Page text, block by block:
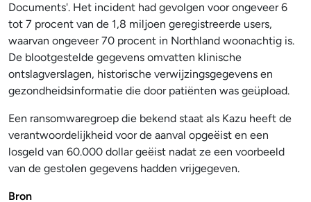
Documents'. Het incident had gevolgen voor ongeveer 6
tot 7 procent van de 1,8 miljoen geregistreerde users,
waarvan ongeveer 70 procent in Northland woonachtig is.
De blootgestelde gegevens omvatten klinische
ontslagverslagen, historische verwijzingsgegevens en
gezondheidsinformatie die door patiënten was geüpload.
Een ransomwaregroep die bekend staat als Kazu heeft de
verantwoordelijkheid voor de aanval opgeëist en een
losgeld van 60.000 dollar geëist nadat ze een voorbeeld
van de gestolen gegevens hadden vrijgegeven.
Bron